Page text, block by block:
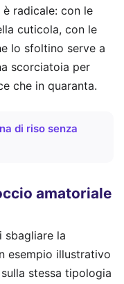
radicale: con le
cuticola, con le
lo sfoltino serve a
scorciatoia per
che in quaranta.
di riso senza
amatoriale
sbagliare la
esempio illustrativo
stessa tipologia